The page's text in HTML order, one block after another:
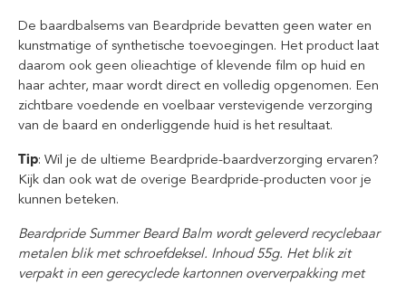
De baardbalsems van Beardpride bevatten geen water en
kunstmatige of synthetische toevoegingen. Het product laat
daarom ook geen olieachtige of klevende film op huid en
haar achter, maar wordt direct en volledig opgenomen. Een
zichtbare voedende en voelbaar verstevigende verzorging
van de baard en onderliggende huid is het resultaat.
Tip: Wil je de ultieme Beardpride-baardverzorging ervaren?
Kijk dan ook wat de overige Beardpride-producten voor je
kunnen beteken.
Beardpride Summer Beard Balm wordt geleverd recyclebaar
metalen blik met schroefdeksel. Inhoud 55g. Het blik zit
verpakt in een gerecyclede kartonnen oververpakking met